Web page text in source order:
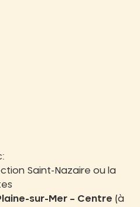
Saint-Nazaire ou la
sur-Mer – Centre (à